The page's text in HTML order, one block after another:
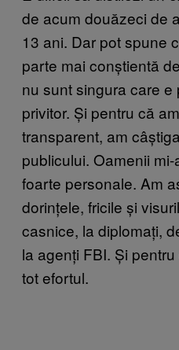
de acum douăzeci de
13 ani. Dar pot spune
parte mai conștientă
nu sunt singura care e
privitor. Și pentru că
transparent, am
publicului. Oamenii
foarte personale. Am
dorințele, fricile și
casnice, la diplomați,
la agenți FBI. Și
tot efortul.